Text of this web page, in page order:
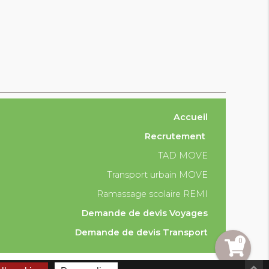
0
Accueil
Recrutement
TAD MOVE
Transport urbain MOVE
Ramassage scolaire REMI
Demande de devis Voyages
Demande de devis Transport